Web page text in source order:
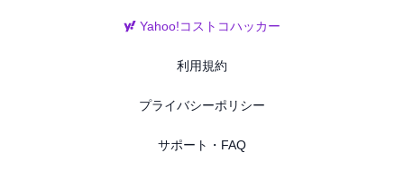
Yahoo!コストコハッカー
利用規約
プライバシーポリシー
サポート・FAQ